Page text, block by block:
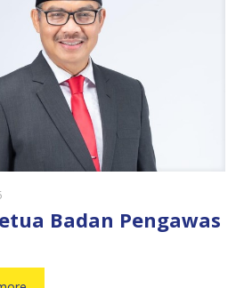
Badan Pengawas